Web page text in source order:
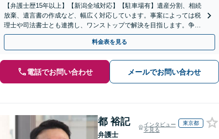
【弁護士歴15年以上】【新潟全域対応】【駐車場有】遺産分割、相続
放棄、遺言書の作成など、幅広く対応しています。事案によっては税
理士や司法書士とも連携し、ワンストップで解決を目指します。争い
を防ぐためにもぜひご相談ください。【分割払い可】
料金表を見る
電話でお問い合わせ メールでお問い合わせ
都 裕記
弁護士
インタビュー
を見る
東京都